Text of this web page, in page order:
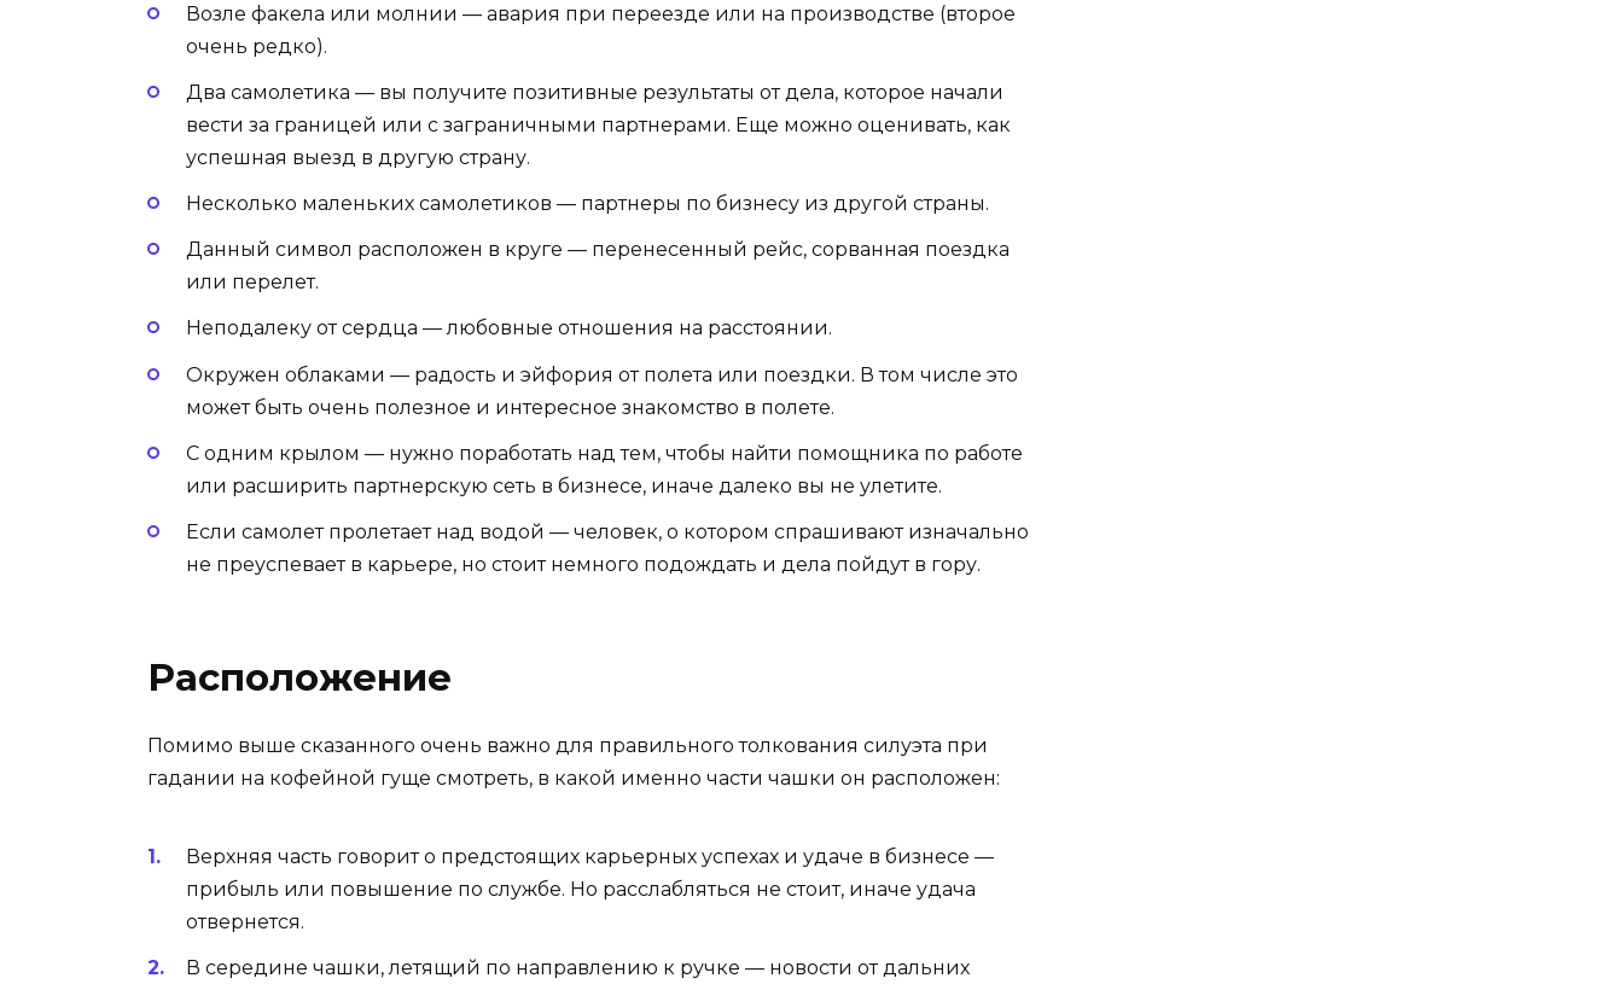
Воз­ле фа­кела или мол­нии — авария при переезде или на производстве (второе
очень редко).
Два самолетика — вы получите позитивные результаты от дела, которое начали
вести за границей или с заграничными партнерами. Еще можно оценивать, как
успешная выезд в другую страну.
Нес­коль­ко ма­лень­ких самолетиков — партнеры по бизнесу из другой страны.
Данный символ расположен в кру­ге — перенесенный рейс, сорванная поездка
или перелет.
Неподалеку от сердца — любовные отношения на расстоянии.
Окружен облаками — радость и эйфория от полета или поездки. В том числе это
может быть очень полезное и интересное знакомство в полете.
С одним крылом — нужно поработать над тем, чтобы найти помощника по работе
или расширить партнерскую сеть в бизнесе, иначе далеко вы не улетите.
Если самолет пролетает над водой — человек, о котором спрашивают изначально
не преуспевает в карьере, но стоит немного подождать и дела пойдут в гору.
Расположение
Помимо выше сказанного очень важно для правильного толкования силуэта при
гадании на кофейной гуще смотреть, в какой именно части чашки он расположен:
Верхняя часть говорит о предстоящих карьерных успехах и удаче в бизнесе —
прибыль или повышение по службе. Но расслабляться не стоит, иначе удача
отвернется.
В середине чашки, летящий по направлению к ручке — новости от дальних